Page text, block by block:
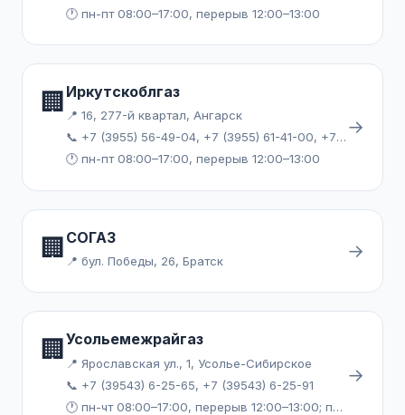
🕐 пн-пт 08:00–17:00, перерыв 12:00–13:00
🏢 Иркутскоблгаз
📍 16, 277-й квартал, Ангарск
📞 +7 (3955) 56-49-04, +7 (3955) 61-41-00, +7 (3955) 61-41-84, +7 (3955) 61-45-01
🕐 пн-пт 08:00–17:00, перерыв 12:00–13:00
→
🏢 СОГАЗ
📍 бул. Победы, 26, Братск →
🏢 Усольемежрайгаз
📍 Ярославская ул., 1, Усолье-Сибирское
📞 +7 (39543) 6-25-65, +7 (39543) 6-25-91
🕐 пн-чт 08:00–17:00, перерыв 12:00–13:00; пт 08:00–16:00, перерыв 12:00–13:00
→